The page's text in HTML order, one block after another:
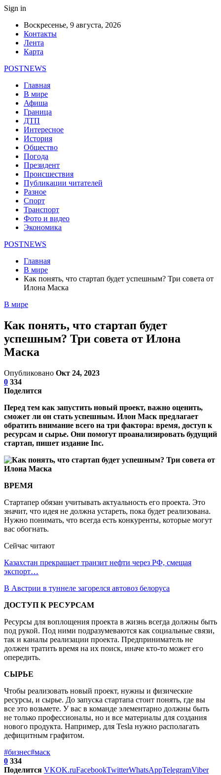
Sign in
Воскресенье, 9 августа, 2026
Контакты
Лента
Карта
POSTNEWS
Главная
В мире
Афиша
Граница
ДТП
Интересное
История
Общество
Погода
Президент
Происшествия
Публикации читателей
Разное
Спорт
Транспорт
Фото и видео
Экономика
POSTNEWS
Главная
В мире
Как понять, что стартап будет успешным? Три совета от
Илона Маска
В мире
Как понять, что стартап будет
успешным? Три совета от Илона
Маска
Опубликовано Окт 24, 2023
0 334
Поделится
Перед тем как запустить новый проект, важно оценить,
сможет ли он стать успешным. Илон Маск предлагает
обратить внимание всего на три фактора: время, доступ к
ресурсам и сырье. Они помогут проанализировать будущий
стартап, пишет издание Inc.
ВРЕМЯ
Стартапер обязан учитывать актуальность его проекта. Это
значит, что идея не должна устареть, пока будет реализована.
Нужно понимать, что всегда есть конкуренты, которые могут
вас обогнать.
Сейчас читают
Казахстан прекращает транзит нефти через РФ, смещая
экспорт…
В Австрии в туннеле загорелся автовоз белоруса
ДОСТУП К РЕСУРСАМ
Ресурсы для воплощения проекта в жизнь всегда должны быть
под рукой. Под ними подразумеваются как социальные связи,
так и каналы реализации проекта. Предприниматель не
должен тратить время на их поиск, иначе кто-то может его
опередить.
СЫРЬЕ
Чтобы реализовать новый проект, нужны и физические
ресурсы, и сырье. До запуска стартапа стоит понять, где вы
все это возьмете. У вас в команде элементарно должны быть
не только профессионалы, но и все материалы для создания
нового продукта. Например, для Tesla нужно располагать
дефицитным графитом.
#бизнес#маск
0 334
Поделится VKOK.ruFacebookTwitterWhatsAppTelegramViber